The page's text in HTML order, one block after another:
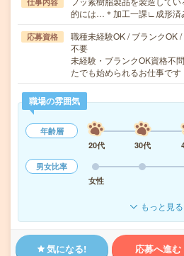
的には…＊加工一課∟成形済
応募資格
職種未経験OK / ブランクOK
不要
未経験・ブランクOK資格不
たでも始められるお仕事です
職場の雰囲気
年齢層
20代
30代
男女比率
女性
もっと見る
気になる! 応募へ進む